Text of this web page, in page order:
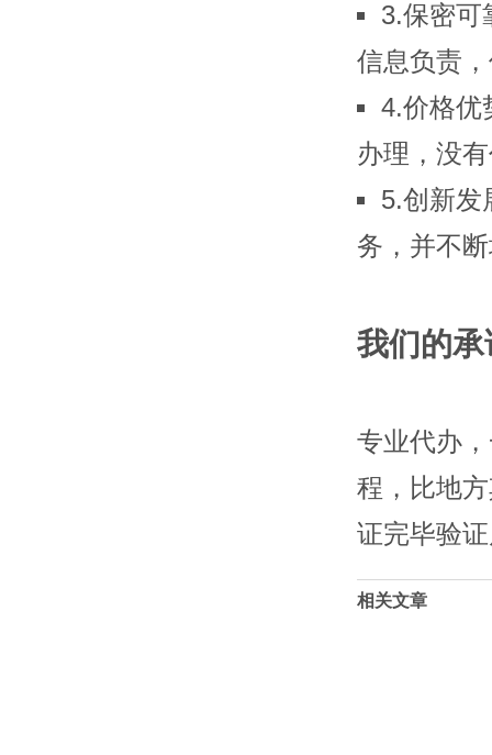
3.保密
信息负责
4.价格
办理，没
5.创新
务，并不
我们的承
专业代办
程，比地
证完毕验
相关文章